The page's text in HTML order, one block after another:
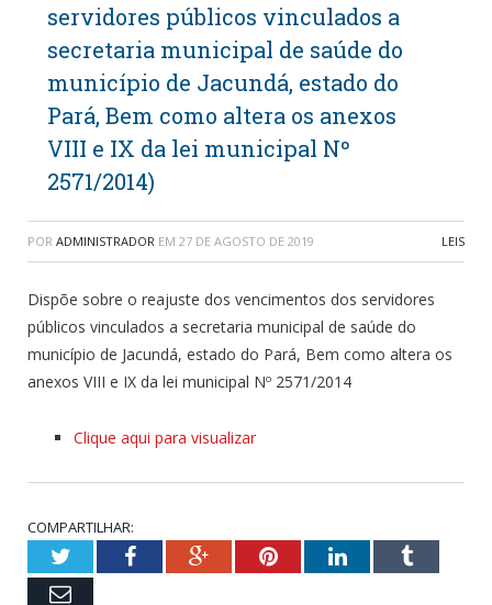
servidores públicos vinculados a
secretaria municipal de saúde do
município de Jacundá, estado do
Pará, Bem como altera os anexos
VIII e IX da lei municipal Nº
2571/2014)
POR ADMINISTRADOR EM 27 DE AGOSTO DE 2019 LEIS
Dispõe sobre o reajuste dos vencimentos dos servidores
públicos vinculados a secretaria municipal de saúde do
município de Jacundá, estado do Pará, Bem como altera os
anexos VIII e IX da lei municipal Nº 2571/2014
Clique aqui para visualizar
COMPARTILHAR:
TwitterFacebookGoogle+PinterestLinkedInTumblr
Email